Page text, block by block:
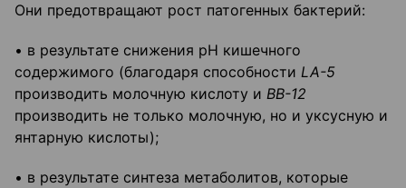
Они предотвращают рост патогенных бактерий:
• в результате снижения pH кишечного
содержимого (благодаря способности LA-5
производить молочную кислоту и ВВ-12
производить не только молочную, но и уксусную и
янтарную кислоты);
• в результате синтеза метаболитов, которые